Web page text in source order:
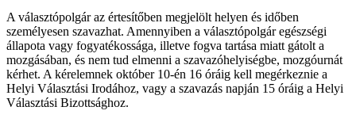
A választópolgár az értesítőben megjelölt helyen és időben
személyesen szavazhat. Amennyiben a választópolgár egészségi
állapota vagy fogyatékossága, illetve fogva tartása miatt gátolt a
mozgásában, és nem tud elmenni a szavazóhelyiségbe, mozgóurnát
kérhet. A kérelemnek október 10-én 16 óráig kell megérkeznie a
Helyi Választási Irodához, vagy a szavazás napján 15 óráig a Helyi
Választási Bizottsághoz.